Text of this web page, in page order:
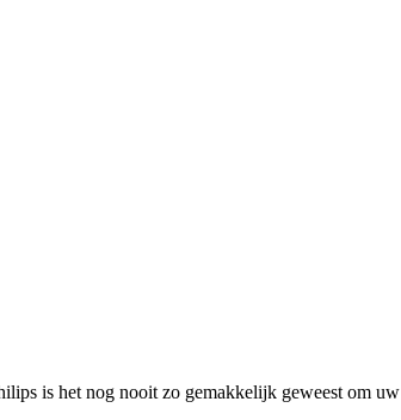
is het nog nooit zo gemakkelijk geweest om